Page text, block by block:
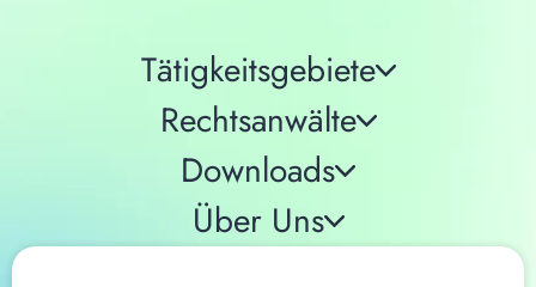
Tätigkeitsgebiete
Rechtsanwälte
Downloads
Über Uns